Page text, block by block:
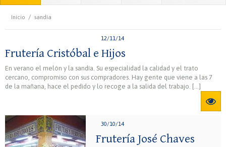
Inicio / sandía
12/11/14
Frutería Cristóbal e Hijos
En verano el melón y la sandía. Su especialidad la calidad y el trato
cercano, compromiso con sus compradores. Hay gente que viene a las 7
de la mañana, hace el pedido y lo recoge a la salida del trabajo. […]
30/10/14
Frutería José Chaves